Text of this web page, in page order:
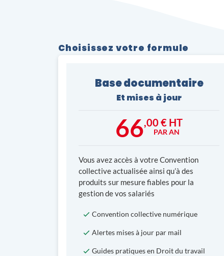
Choisissez votre formule
Base documentaire
Et mises à jour
66,00 € HT
PAR AN
Vous avez accès à votre Convention
collective actualisée ainsi qu’à des
produits sur mesure fiables pour la
gestion de vos salariés
Convention collective numérique
Alertes mises à jour par mail
Guides pratiques en Droit du travail